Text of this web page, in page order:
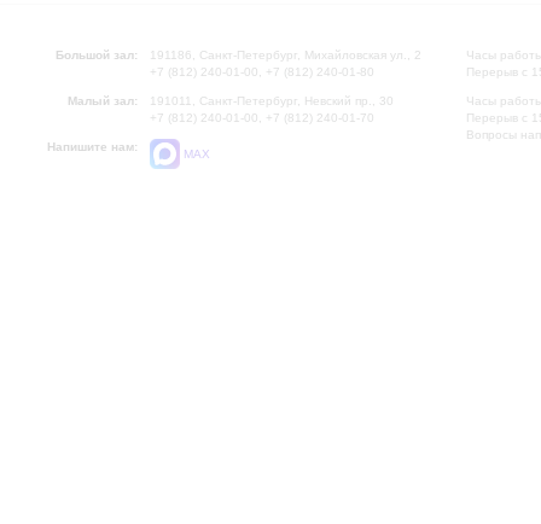
Большой зал:
191186, Санкт-Петербург, Михайловская ул., 2
+7 (812) 240-01-00, +7 (812) 240-01-80
Малый зал:
191011, Санкт-Петербург, Невский пр., 30
+7 (812) 240-01-00, +7 (812) 240-01-70
Напишите нам:
MAX
Часы
Перерыв с
Часы
Перерыв с
Вопросы